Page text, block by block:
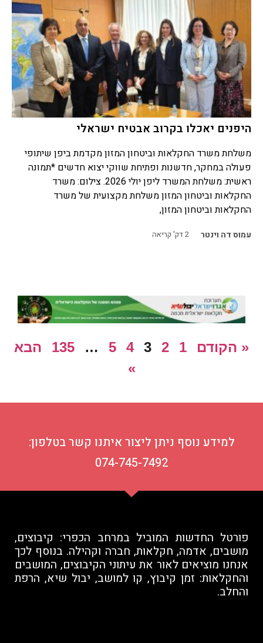
היפנים יאכלו בקרוב אבטיח ישראלי
משלחת משרד החקלאות וביטחון המזון מקדמת ביפן שיתופי
פעולה במחקר, חדשנות ופתיחת שווקי יצוא חדשים *תמונה
ראשית: משלחת המשרד ליפן יולי 2026. צילום: משרד
החקלאות וביטחון המזון משלחת מקצועית של משרד
החקלאות וביטחון המזון,
עמוס דה וינטר 2דק' קריאה
« הקודם 1
2
3
4
5
…
135
הבא
»
למידע נוסף ניתן ליצור איתנו קשר בטלפון:
074-745-7492
פורטל החדשות המוביל במרחב הכפרי: קיבוצים,
מושבים, אדמה, חקלאות, חברה וקהילה. בנוסף לכך
אנחנו מוציאים לאור את עיתוני הקיבוצים, המושבים
והחקלאות: זמן קיבוץ, קו למושב, יבול שיא, הרפת
והחלב.